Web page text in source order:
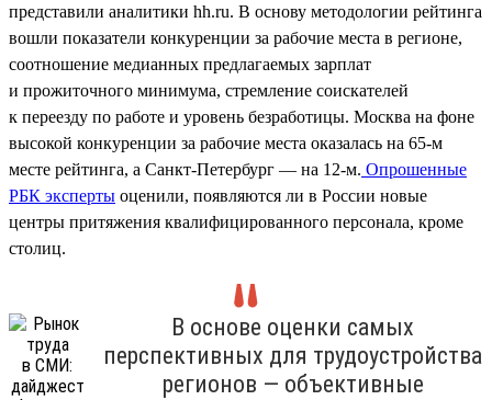
представили аналитики hh.ru. В основу методологии рейтинга
вошли показатели конкуренции за рабочие места в регионе,
соотношение медианных предлагаемых зарплат
и прожиточного минимума, стремление соискателей
к переезду по работе и уровень безработицы. Москва на фоне
высокой конкуренции за рабочие места оказалась на 65-м
месте рейтинга, а Санкт-Петербург — на 12-м. Опрошенные
РБК эксперты оценили, появляются ли в России новые
центры притяжения квалифицированного персонала, кроме
столиц.
В основе оценки самых
перспективных для трудоустройства
регионов — объективные